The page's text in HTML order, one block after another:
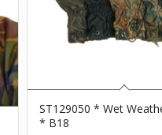
ST129050 * Wet
* B18